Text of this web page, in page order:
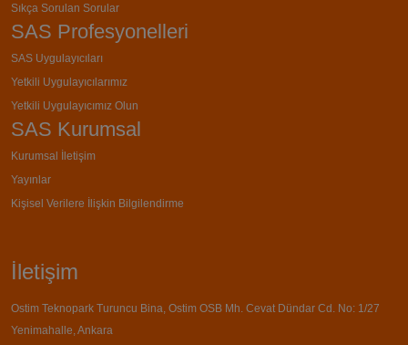
Sıkça Sorulan Sorular
SAS Profesyonelleri
SAS Uygulayıcıları
Yetkili Uygulayıcılarımız
Yetkili Uygulayıcımız Olun
SAS Kurumsal
Kurumsal İletişim
Yayınlar
Kişisel Verilere İlişkin Bilgilendirme
İletişim
Ostim Teknopark Turuncu Bina, Ostim OSB Mh. Cevat Dündar Cd. No: 1/27
Yenimahalle, Ankara